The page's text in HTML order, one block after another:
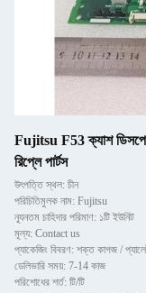
Fujitsu F53 ক্যাশ
রিপ্লে পার্টস
উৎপত্তি স্থল: চীন
পরিচিতিমুলক নাম: Fujitsu
ন্যূনতম চাহিদার পরিমাণ: ১টি ইউনিট
মূল্য: Contact us
প্যাকেজিং বিবরণ: শক্ত কাগজ /
ডেলিভারি সময়: 7-14 কাজ
পরিশোধের শর্ত: টি/টি